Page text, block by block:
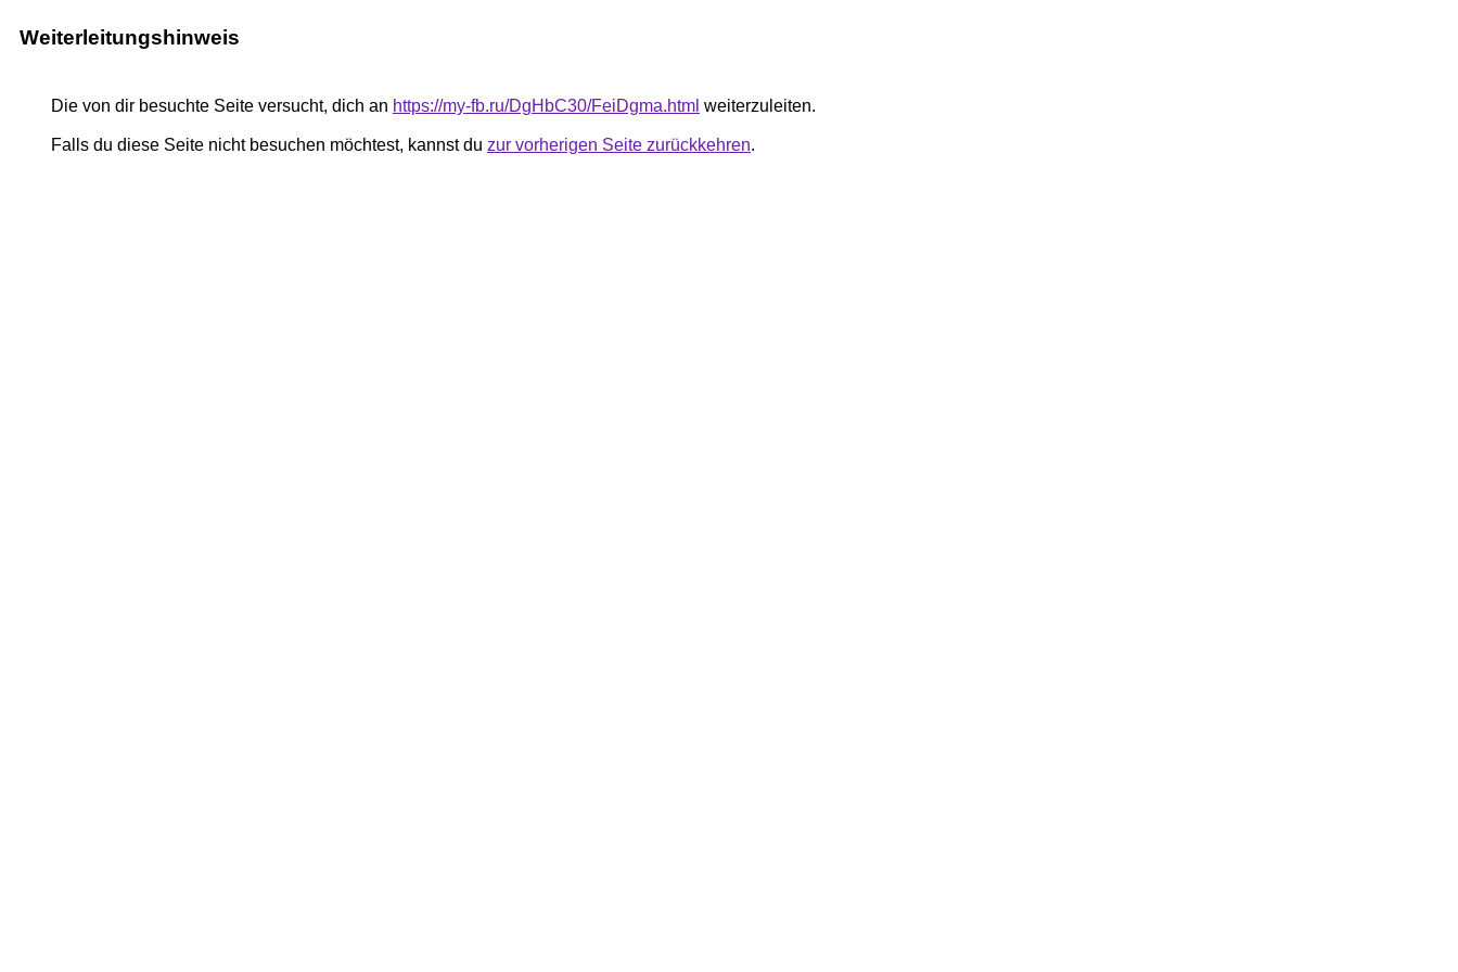
Weiterleitungshinweis
Die von dir besuchte Seite versucht, dich an https://my-fb.ru/DgHbC30/FeiDgma.html weiterzuleiten.
Falls du diese Seite nicht besuchen möchtest, kannst du zur vorherigen Seite zurückkehren.